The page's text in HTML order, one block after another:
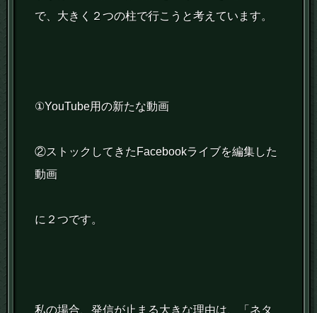
で、大きく２つの柱で行こうと考えています。
①YouTube用の新たな動画
②ストックしてきたFacebookライブを編集した
動画
に２つです。
私の場合、発信が止まる大きな理由は、「ネタ